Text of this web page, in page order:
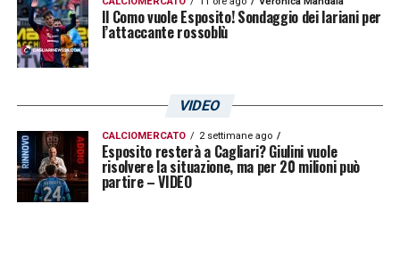
Il Como vuole Esposito! Sondaggio dei lariani per
l’attaccante rossoblù
VIDEO
CALCIOMERCATO 2 settimane ago
Esposito resterà a Cagliari? Giulini vuole
risolvere la situazione, ma per 20 milioni può
partire – VIDEO